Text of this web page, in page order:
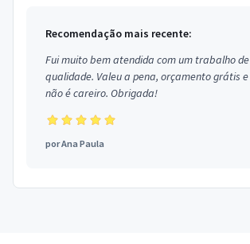
Recomendação mais recente:
Fui muito bem atendida com um trabalho de
qualidade. Valeu a pena, orçamento grátis e
não é careiro. Obrigada!
porAna Paula